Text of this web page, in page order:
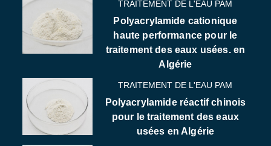
TRAITEMENT DE L'EAU PAM
Polyacrylamide cationique
haute performance pour le
traitement des eaux usées. en
Algérie
TRAITEMENT DE L'EAU PAM
Polyacrylamide réactif chinois
pour le traitement des eaux
usées en Algérie